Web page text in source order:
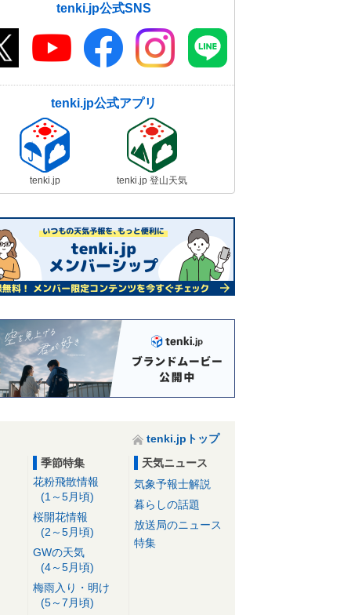
tenki.jp公式SNS
tenki.jp公式アプリ
tenki.jp tenki.jp 登山天気
tenki.jpトップ
季節特集
花粉飛散情報
(1～5月頃)
桜開花情報
(2～5月頃)
GWの天気
(4～5月頃)
梅雨入り・明け
(5～7月頃)
天気ニュース
気象予報士解説
暮らしの話題
放送局のニュース
特集